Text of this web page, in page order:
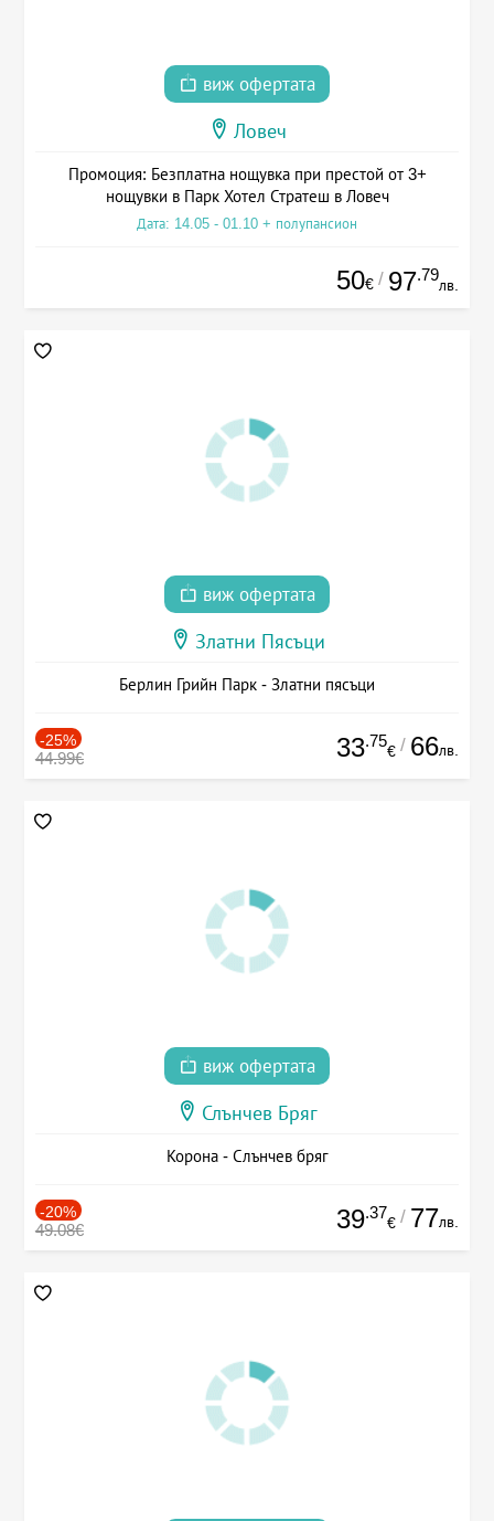
виж офертата
Ловеч
Промоция: Безплатна нощувка при престой от 3+
нощувки в Парк Хотел Стратеш в Ловеч
Дата: 14.05 - 01.10 + полупансион
50€ / 97.79
лв.
виж офертата
Златни Пясъци
Берлин Грийн Парк - Златни пясъци
-25%
44.99€ 33.75
€ / 66лв.
виж офертата
Слънчев Бряг
Корона - Слънчев бряг
-20%
49.08€ 39.37
€ / 77лв.